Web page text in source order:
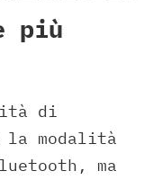
più
di
la modalità
ma